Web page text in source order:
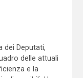
dei Deputati,
delle attuali
e la